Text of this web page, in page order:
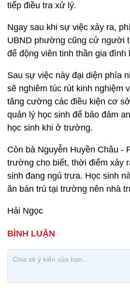
tiếp điều tra xử lý.
Ngay sau khi sự việc xảy ra,
UBND phường cũng cử người
để động viên tinh thần gia đình
Sau sự việc này đại diện phía
sẽ nghiêm túc rút kinh nghiệm
tăng cường các điều kiện cơ
quản lý học sinh để bảo đảm
học sinh khi ở trường.
Còn bà Nguyễn Huyền Châu -
trường cho biết, thời điểm xảy
sinh đang ngủ trưa. Học sinh
ăn bán trú tại trường nên nhà
Hải Ngọc